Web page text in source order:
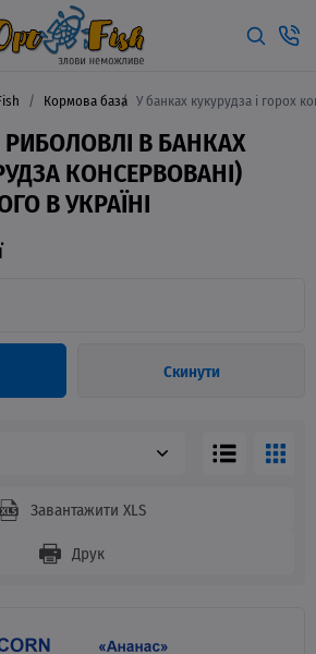
Кормова база У банках кукурудза і горох
В БАНКАХ
КОНСЕРВОВАНІ)
В УКРАЇНІ
Скинути
Завантажити XLS
Друк